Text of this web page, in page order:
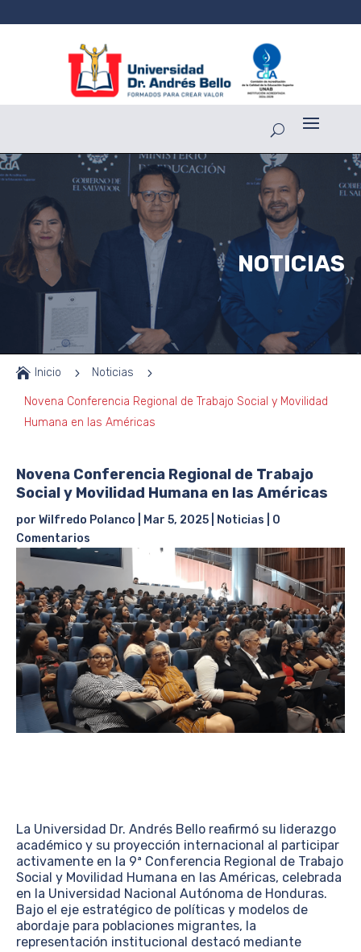
NOTICIAS
 Inicio 5 Noticias 5
Novena Conferencia Regional de Trabajo Social y Movilidad
Humana en las Américas
Novena Conferencia Regional de Trabajo
Social y Movilidad Humana en las Américas
por Wilfredo Polanco Mar 5, 2025 Noticias
0
Comentarios
La Universidad Dr. Andrés Bello reafirmó su liderazgo
académico y su proyección internacional al participar
activamente en la 9ª Conferencia Regional de Trabajo
Social y Movilidad Humana en las Américas, celebrada
en la Universidad Nacional Autónoma de Honduras.
Bajo el eje estratégico de políticas y modelos de
abordaje para poblaciones migrantes, la
representación institucional destacó mediante